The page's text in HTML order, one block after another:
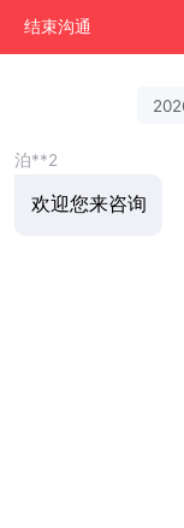
结束沟通
泊**2
欢迎您来咨询